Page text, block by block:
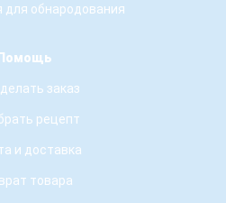
обнародования
Помощь
заказ
рецепт
и доставка
товара